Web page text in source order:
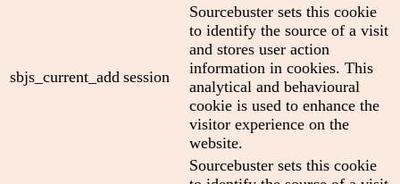
sbjs_current_add session
Sourcebuster sets this cookie
to identify the source of a visit
and stores user action
information in cookies. This
analytical and behavioural
cookie is used to enhance the
visitor experience on the
website.
Sourcebuster sets this cookie